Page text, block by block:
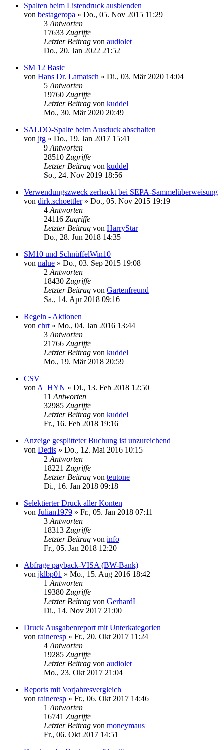
Spalten beim Listendruck ausblenden
von bestageropa » Do., 05. Nov 2015 11:29
3 Antworten
17633 Zugriffe
Letzter Beitrag von audiolet
Do., 20. Jan 2022 21:52
SM 12 Basic
von Hans Dr. Lamatsch » Di., 03. Mär 2020 14:04
5 Antworten
19760 Zugriffe
Letzter Beitrag von kuddel
Mo., 30. Mär 2020 20:49
SALDO-Spalte beim Ausduck abschalten
von jtg » Do., 19. Jan 2017 15:41
9 Antworten
28510 Zugriffe
Letzter Beitrag von kuddel
So., 24. Nov 2019 18:56
Verwendungszweck zerhackt bei SEPA-Sammelüberweisung
von dirk.schoettler» Do., 05. Nov 2015 19:19
4 Antworten
24116 Zugriffe
Letzter Beitrag von HarryStar
Do., 28. Jun 2018 14:35
SM10 und SchnüffelWin10
von nalue » Do., 03. Sep 2015 19:08
2 Antworten
18430 Zugriffe
Letzter Beitrag von Gartenfreund
Sa., 14. Apr 2018 09:16
Regeln - Aktionen
von chrt » Mo., 04. Jan 2016 13:44
3 Antworten
21766 Zugriffe
Letzter Beitrag von kuddel
Mo., 19. Mär 2018 20:59
CSV
von A_HYN » Di., 13. Feb 2018 12:50
11 Antworten
32985 Zugriffe
Letzter Beitrag von kuddel
Fr., 16. Feb 2018 19:16
Anzeige gesplitteter Buchung ist unzureichend
von Dedis » Do., 12. Mai 2016 10:15
2 Antworten
18221 Zugriffe
Letzter Beitrag von teutone
Di., 16. Jan 2018 09:18
Selektierter Druck aller Konten
von Julian1979 » Fr., 05. Jan 2018 07:11
3 Antworten
18313 Zugriffe
Letzter Beitrag von info
Fr., 05. Jan 2018 12:20
Abfrage payback-VISA (BW-Bank)
von jklbp01 » Mo., 15. Aug 2016 18:42
1 Antworten
19380 Zugriffe
Letzter Beitrag von GerhardL
Di., 14. Nov 2017 21:00
Druck Ausgabenreport mit Unterkategorien
von raineresp » Fr., 20. Okt 2017 11:24
4 Antworten
19285 Zugriffe
Letzter Beitrag von audiolet
Mo., 23. Okt 2017 21:04
Reports mit Vorjahresvergleich
von raineresp » Fr., 06. Okt 2017 14:46
1 Antworten
16741 Zugriffe
Letzter Beitrag von moneymaus
Fr., 06. Okt 2017 14:51